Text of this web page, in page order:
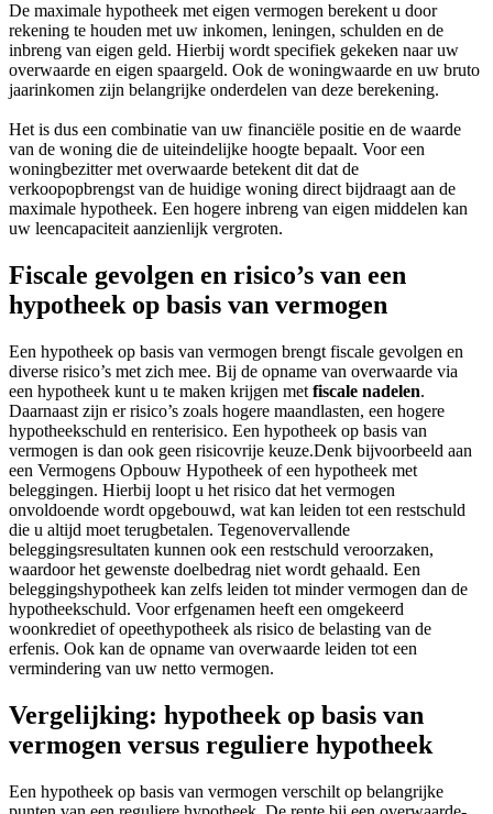
De maximale hypotheek met eigen vermogen berekent u door
rekening te houden met uw inkomen, leningen, schulden en de
inbreng van eigen geld. Hierbij wordt specifiek gekeken naar uw
overwaarde en eigen spaargeld. Ook de woningwaarde en uw bruto
jaarinkomen zijn belangrijke onderdelen van deze berekening.
Het is dus een combinatie van uw financiële positie en de waarde
van de woning die de uiteindelijke hoogte bepaalt. Voor een
woningbezitter met overwaarde betekent dit dat de
verkoopopbrengst van de huidige woning direct bijdraagt aan de
maximale hypotheek. Een hogere inbreng van eigen middelen kan
uw leencapaciteit aanzienlijk vergroten.
Fiscale gevolgen en risico’s van een
hypotheek op basis van vermogen
Een hypotheek op basis van vermogen brengt fiscale gevolgen en
diverse risico’s met zich mee. Bij de opname van overwaarde via
een hypotheek kunt u te maken krijgen met fiscale nadelen.
Daarnaast zijn er risico’s zoals hogere maandlasten, een hogere
hypotheekschuld en renterisico. Een hypotheek op basis van
vermogen is dan ook geen risicovrije keuze.Denk bijvoorbeeld aan
een Vermogens Opbouw Hypotheek of een hypotheek met
beleggingen. Hierbij loopt u het risico dat het vermogen
onvoldoende wordt opgebouwd, wat kan leiden tot een restschuld
die u altijd moet terugbetalen. Tegenovervallende
beleggingsresultaten kunnen ook een restschuld veroorzaken,
waardoor het gewenste doelbedrag niet wordt gehaald. Een
beleggingshypotheek kan zelfs leiden tot minder vermogen dan de
hypotheekschuld. Voor erfgenamen heeft een omgekeerd
woonkrediet of opeethypotheek als risico de belasting van de
erfenis. Ook kan de opname van overwaarde leiden tot een
vermindering van uw netto vermogen.
Vergelijking: hypotheek op basis van
vermogen versus reguliere hypotheek
Een hypotheek op basis van vermogen verschilt op belangrijke